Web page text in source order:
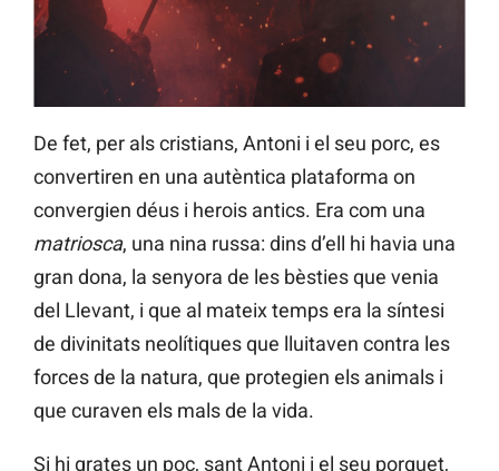
De fet, per als cristians, Antoni i el seu porc, es
convertiren en una autèntica plataforma on
convergien déus i herois antics. Era com una
matriosca, una nina russa: dins d’ell hi havia una
gran dona, la senyora de les bèsties que venia
del Llevant, i que al mateix temps era la síntesi
de divinitats neolítiques que lluitaven contra les
forces de la natura, que protegien els animals i
que curaven els mals de la vida.
Si hi grates un poc, sant Antoni i el seu porquet,